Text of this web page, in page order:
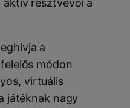
aktív résztvevői a
a
módon
virtuális
játéknak nagy